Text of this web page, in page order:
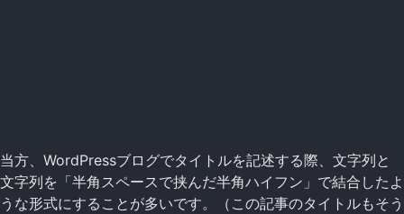
当方、WordPressブログでタイトルを記述する際、文字列と
文字列を「半角スペースで挟んだ半角ハイフン」で結合したよ
うな形式にすることが多いです。（この記事のタイトルもそう